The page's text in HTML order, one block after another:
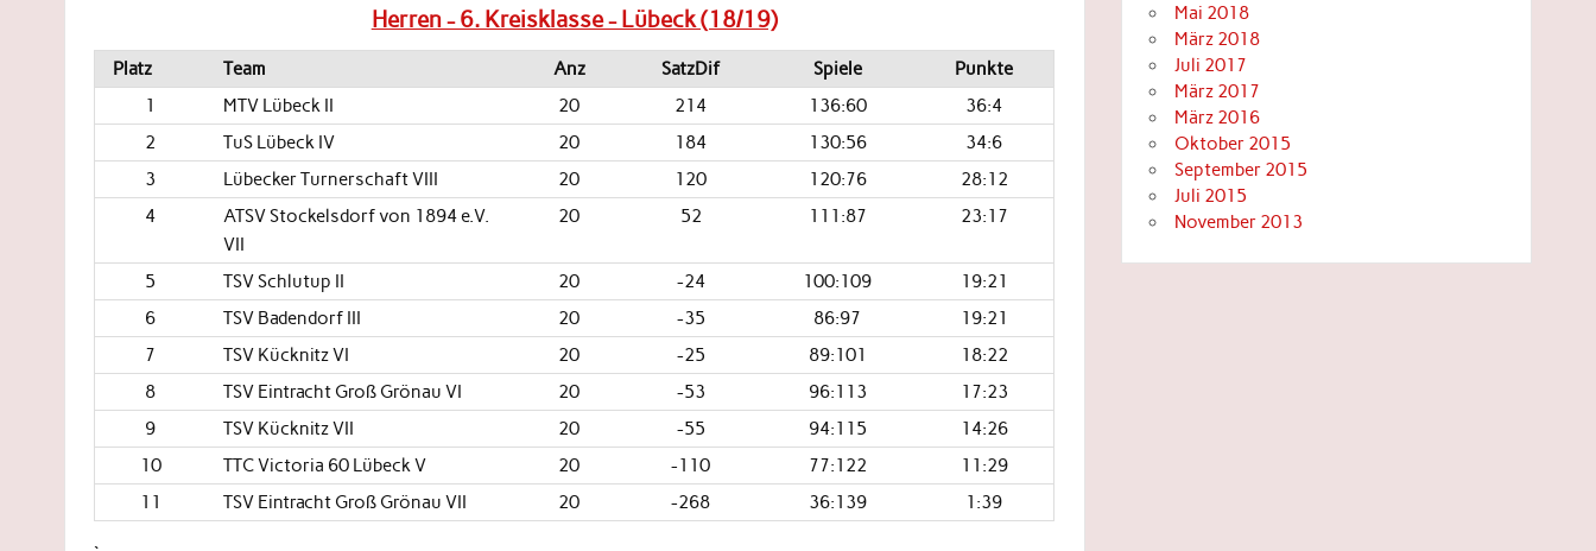
Herren - 6. Kreisklasse - Lübeck (18/19)
Platz Team Anz SatzDif Spiele
Punkte
1
MTV Lübeck II 20 214 136:60
36:4
2
TuS Lübeck IV 20 184 130:56
34:6
3
Lübecker Turnerschaft VIII 20 120 120:76
28:12
4
ATSV Stockelsdorf von 1894 e.V.
VII
20 52 111:87 23:17
5 TSV Schlutup II 20 -24 100:109
19:21
6
TSV Badendorf III 20 -35 86:97
19:21
7
TSV Kücknitz VI 20 -25 89:101
18:22
8
TSV Eintracht Groß Grönau VI 20 -53 96:113
17:23
9
TSV Kücknitz VII 20 -55 94:115
14:26
10
TTC Victoria 60 Lübeck V 20 -110 77:122
11:29
11
TSV Eintracht Groß Grönau VII 20 -268 36:139 1:39
Mai 2018
März 2018
Juli 2017
März 2017
März 2016
Oktober 2015
September 2015
Juli 2015
November 2013